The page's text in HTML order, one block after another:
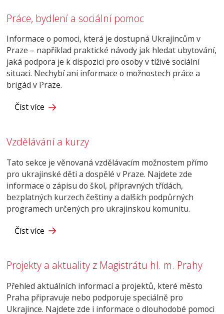
Práce, bydlení a sociální pomoc
Informace o pomoci, která je dostupná Ukrajincům v
Praze – například praktické návody jak hledat ubytování,
jaká podpora je k dispozici pro osoby v tíživé sociální
situaci. Nechybí ani informace o možnostech práce a
brigád v Praze.
Číst více
Vzdělávání a kurzy
Tato sekce je věnovaná vzdělávacím možnostem přímo
pro ukrajinské děti a dospělé v Praze. Najdete zde
informace o zápisu do škol, přípravných třídách,
bezplatných kurzech češtiny a dalších podpůrných
programech určených pro ukrajinskou komunitu.
Číst více
Projekty a aktuality z Magistrátu hl. m. Prahy
Přehled aktuálních informací a projektů, které město
Praha připravuje nebo podporuje speciálně pro
Ukrajince. Najdete zde i informace o dlouhodobé pomoci